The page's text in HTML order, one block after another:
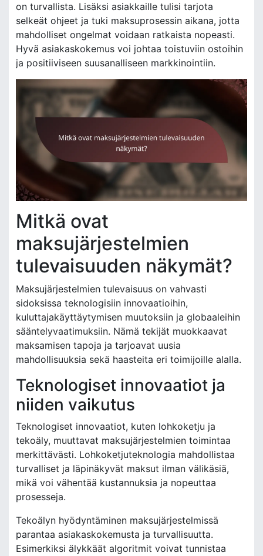
on turvallista. Lisäksi asiakkaille tulisi tarjota
selkeät ohjeet ja tuki maksuprosessin aikana, jotta
mahdolliset ongelmat voidaan ratkaista nopeasti.
Hyvä asiakaskokemus voi johtaa toistuviin ostoihin
ja positiiviseen suusanalliseen markkinointiin.
Mitkä ovat
maksujärjestelmien
tulevaisuuden näkymät?
Maksujärjestelmien tulevaisuus on vahvasti
sidoksissa teknologisiin innovaatioihin,
kuluttajakäyttäytymisen muutoksiin ja globaaleihin
sääntelyvaatimuksiin. Nämä tekijät muokkaavat
maksamisen tapoja ja tarjoavat uusia
mahdollisuuksia sekä haasteita eri toimijoille alalla.
Teknologiset innovaatiot ja
niiden vaikutus
Teknologiset innovaatiot, kuten lohkoketju ja
tekoäly, muuttavat maksujärjestelmien toimintaa
merkittävästi. Lohkoketjuteknologia mahdollistaa
turvalliset ja läpinäkyvät maksut ilman välikäsiä,
mikä voi vähentää kustannuksia ja nopeuttaa
prosesseja.
Tekoälyn hyödyntäminen maksujärjestelmissä
parantaa asiakaskokemusta ja turvallisuutta.
Esimerkiksi älykkäät algoritmit voivat tunnistaa